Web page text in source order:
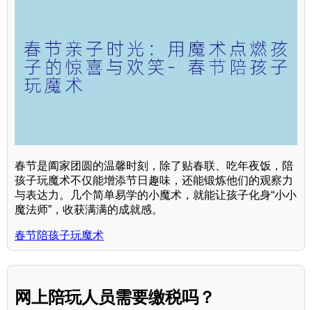
春节是阖家团圆的温馨时刻，除了贴春联、吃年夜饭，陪
孩子玩魔术不仅能增添节日趣味，还能锻炼他们的观察力
与表达力。几个简单易学的小魔术，就能让孩子化身“小小
魔法师”，收获满满的成就感。
春节陪孩子玩魔术
网上陪玩人员需要缴税吗？